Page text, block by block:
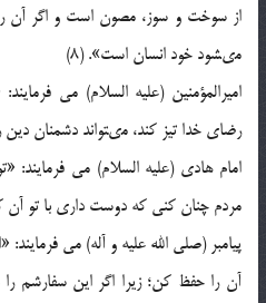
از سوخت و سوز، مصون است و اگر آن
مى‏شود خود انسان است». (8)
امیرالمؤمنین (عليه السلام) می
رضاى خدا تیز كند، مى‏تواند دشمنان دین را
امام هادی (عليه السلام) می فرمایند:
مردم چنان کنى که دوست دارى با تو آن
پیامبر (صلى الله عليه و آله) می
آن را حفظ كن؛ زيرا اگر اين سفارشم